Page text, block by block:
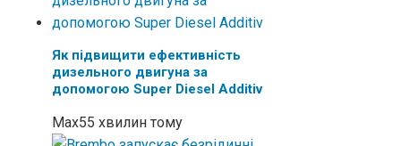
Як підвищити ефективність
дизельного двигуна за
допомогою Super Diesel Additiv
Max55 хвилин тому